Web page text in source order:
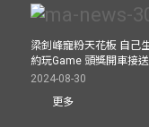
梁釗峰寵粉天花板 自己
約玩Game 頭獎開車接送
2024-08-30
更多